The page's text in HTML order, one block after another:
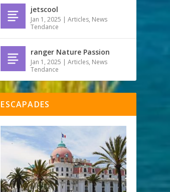
jetscool
Jan 1, 2025 |Articles, News
Tendance
ranger Nature Passion
Jan 1, 2025 |Articles, News
Tendance
ESCAPADES